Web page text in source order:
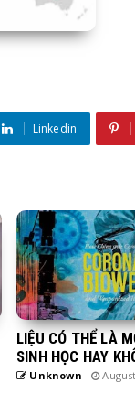
Linkedin
LIỆU CÓ THỂ LÀ
SINH HỌC HAY
Unknown